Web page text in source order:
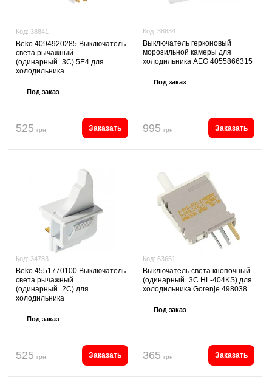
Код: 38841
Beko 4094920285 Выключатель
света рычажный
(одинарный_3С) 5E4 для
холодильника
Под заказ
525 грн Заказать
Код: 38834
Выключатель герконовый
морозильной камеры для
холодильника AEG 4055866315
Под заказ
995 грн Заказать
Код: 34783
Beko 4551770100 Выключатель
света рычажный
(одинарный_2С) для
холодильника
Под заказ
525 грн Заказать
Код: 63651
Выключатель света кнопочный
(одинарный_3C HL-404KS) для
холодильника Gorenje 498038
Под заказ
365 грн Заказать